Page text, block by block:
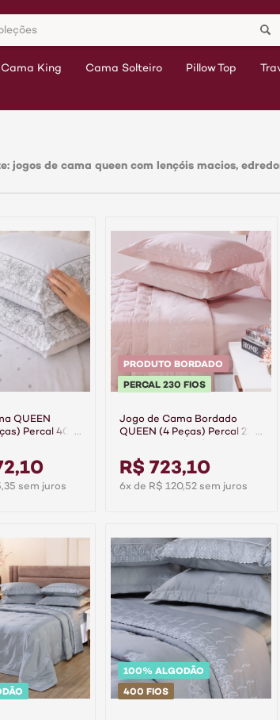
Cama King Cama Solteiro Pillow Top
jogos de cama queen com lençóis macios,
QUEEN
Percal 400
sem juros
PRODUTO BORDADO
PERCAL 230 FIOS
Jogo de Cama Bordado
QUEEN (4 Peças) Percal 230
Supreme Rose
R$ 723,10
6x de R$ 120,52 sem juros
100% ALGODÃO
400 FIOS